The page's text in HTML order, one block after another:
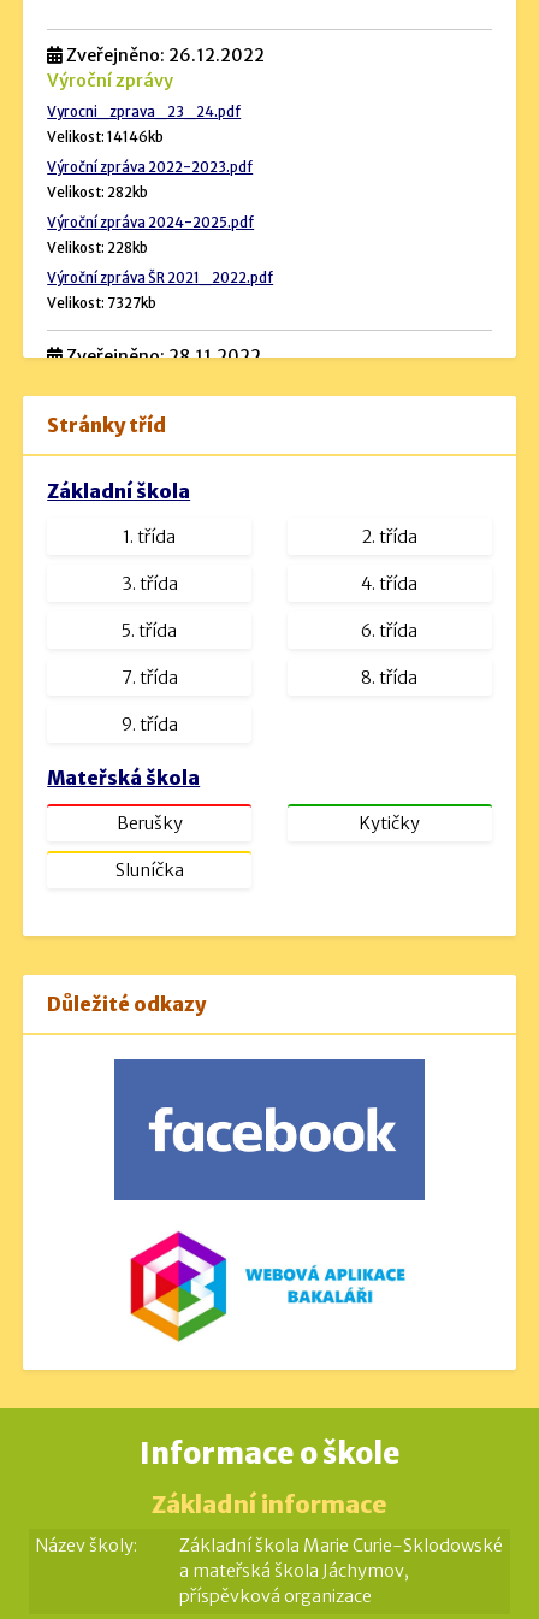
Zveřejněno: 26.12.2022
Výroční zprávy
Vyrocni_zprava_23_24.pdf
Velikost: 14146kb
Výroční zpráva 2022-2023.pdf
Velikost: 282kb
Výroční zpráva 2024-2025.pdf
Velikost: 228kb
Výroční zpráva ŠR 2021_2022.pdf
Velikost: 7327kb
Zveřejněno: 28.11.2022
Návrh rozpočtu 2024 (podrobný).pdf
Velikost: 534kb
Velikost: 16kb
Velikost: 1230kb
Stránky tříd
Základní škola
1. třída 2. třída
3. třída 4. třída
5. třída 6. třída
7. třída 8. třída
9. třída
Mateřská škola
Berušky Kytičky
Sluníčka
Důležité odkazy
Informace o škole
Základní informace
Název školy:
Základní škola Marie Curie-Sklodowské
a mateřská škola Jáchymov,
příspěvková organizace